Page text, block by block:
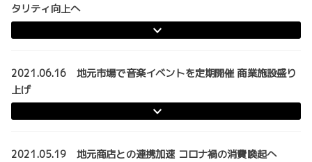
タリティ向上へ
2021.06.16 地元市場で音楽イベントを定期開催 商業施設盛り
上げ
2021.05.19 地元商店との連携加速 コロナ禍の消費喚起へ